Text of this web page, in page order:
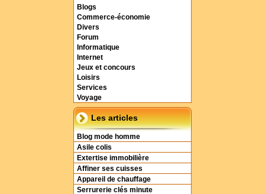
Blogs
Commerce-économie
Divers
Forum
Informatique
Internet
Jeux et concours
Loisirs
Services
Voyage
Les articles
Blog mode homme
Asile colis
Extertise immobilière
Affiner ses cuisses
Appareil de chauffage
Serrurerie clés minute